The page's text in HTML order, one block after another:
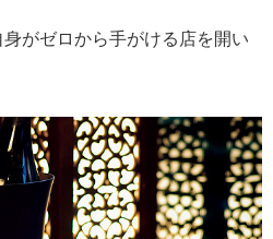
がゼロから手がける店を開い